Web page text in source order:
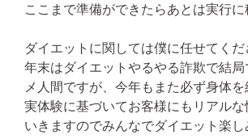
ここまで準備ができたらあとは実行に
ダイエットに関しては僕に任せてくだ
年末はダイエットやるやる詐欺で結
メ人間ですが、今年もまた必ず身体を
実体験に基づいてお客様にもリアル
いきますのでみんなでダイエット楽し